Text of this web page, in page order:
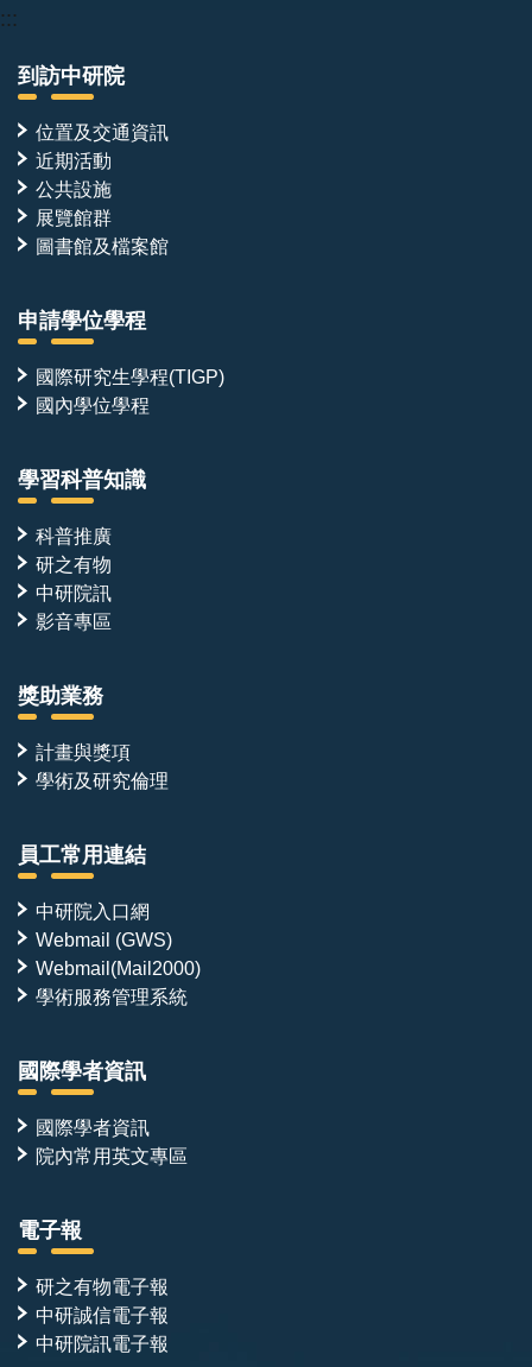
:::
到訪中研院
位置及交通資訊
近期活動
公共設施
展覽館群
圖書館及檔案館
申請學位學程
國際研究生學程(TIGP)
國內學位學程
學習科普知識
科普推廣
研之有物
中研院訊
影音專區
獎助業務
計畫與獎項
學術及研究倫理
員工常用連結
中研院入口網
Webmail (GWS)
Webmail(Mail2000)
學術服務管理系統
國際學者資訊
國際學者資訊
院內常用英文專區
電子報
研之有物電子報
中研誠信電子報
中研院訊電子報